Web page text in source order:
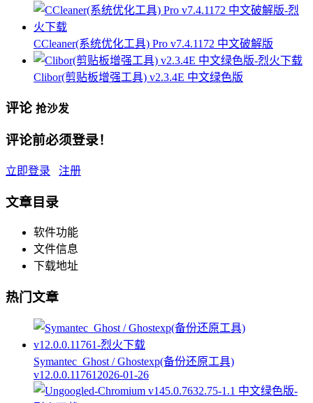
CCleaner(系统优化工具) Pro v7.4.1172 中文破解版
Clibor(剪贴板增强工具) v2.3.4E 中文绿色版
评论 抢沙发
评论前必须登录！
立即登录 注册
文章目录
软件功能
文件信息
下载地址
热门文章
Symantec_Ghost / Ghostexp(备份还原工具)
v12.0.0.11761 2026-01-26